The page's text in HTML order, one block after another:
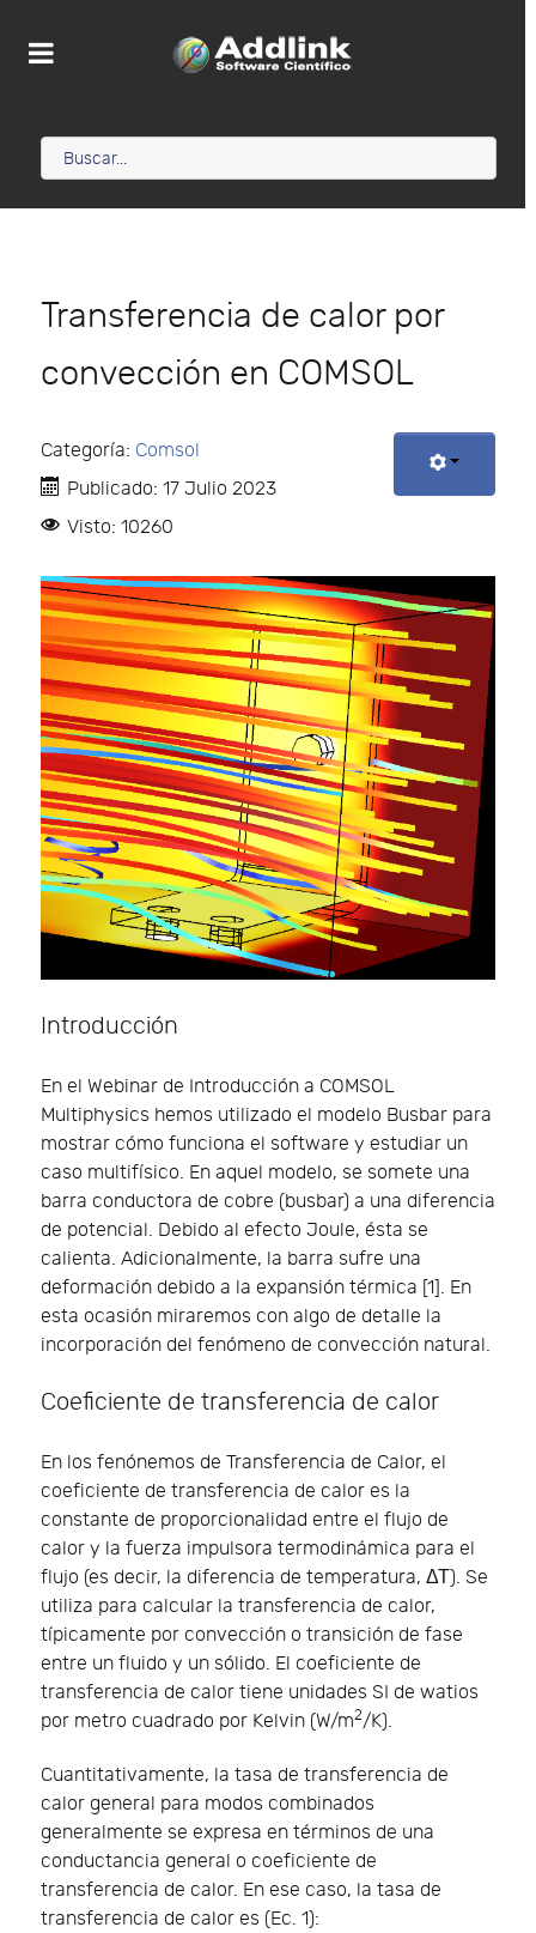
Transferencia de calor por
convección en COMSOL
Categoría: Comsol
Publicado: 17 Julio 2023
Visto: 10260
Introducción
En el Webinar de Introducción a COMSOL
Multiphysics hemos utilizado el modelo Busbar para
mostrar cómo funciona el software y estudiar un
caso multifísico. En aquel modelo, se somete una
barra conductora de cobre (busbar) a una diferencia
de potencial. Debido al efecto Joule, ésta se
calienta. Adicionalmente, la barra sufre una
deformación debido a la expansión térmica [1]. En
esta ocasión miraremos con algo de detalle la
incorporación del fenómeno de convección natural.
Coeficiente de transferencia de calor
En los fenónemos de Transferencia de Calor, el
coeficiente de transferencia de calor es la
constante de proporcionalidad entre el flujo de
calor y la fuerza impulsora termodinámica para el
flujo (es decir, la diferencia de temperatura, ΔΤ). Se
utiliza para calcular la transferencia de calor,
típicamente por convección o transición de fase
entre un fluido y un sólido. El coeficiente de
transferencia de calor tiene unidades SI de watios
por metro cuadrado por Kelvin (W/m2/K).
Cuantitativamente, la tasa de transferencia de
calor general para modos combinados
generalmente se expresa en términos de una
conductancia general o coeficiente de
transferencia de calor. En ese caso, la tasa de
transferencia de calor es (Ec. 1):